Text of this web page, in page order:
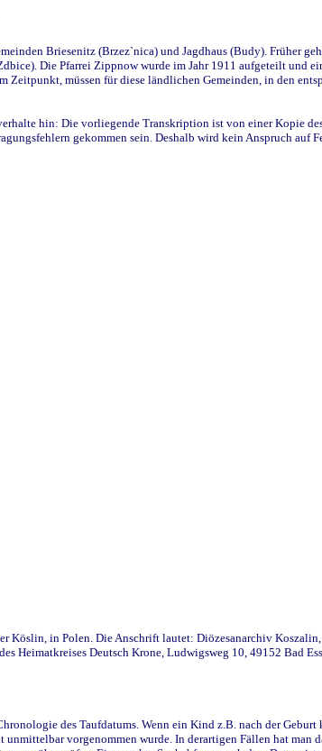
Briesenitz (Brzez`nica) und Jagdhaus (Budy). Früher
Die Pfarrei Zippnow wurde im Jahr 1911 aufgeteilt und
müssen für diese ländlichen Gemeinden, in den
hin: Die vorliegende Transkription ist von einer Kopie
gekommen sein. Deshalb wird kein Anspruch auf
in Polen. Die Anschrift lautet: Diözesanarchiv
Heimatkreises Deutsch Krone, Ludwigsweg 10, 49152 Bad
des Taufdatums. Wenn ein Kind z.B. nach der
vorgenommen wurde. In derartigen Fällen hat man